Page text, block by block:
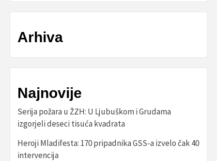
Arhiva
Najnovije
Serija požara u ŽZH: U Ljubuškom i Grudama
izgorjeli deseci tisuća kvadrata
Heroji Mladifesta: 170 pripadnika GSS-a izvelo čak 40
intervencija